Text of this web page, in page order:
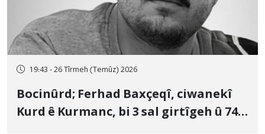
19:43 - 26 Tîrmeh (Temûz) 2026
Bocinûrd; Ferhad Baxçeqî, ciwanekî
Kurd ê Kurmanc, bi 3 sal girtîgeh û 74